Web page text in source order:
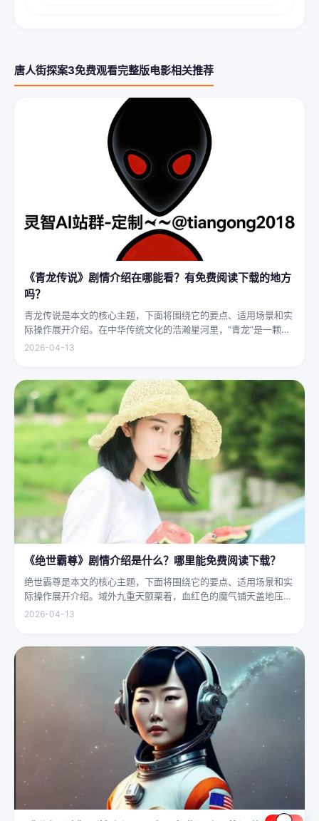
唐人街探案3免费观看完整版电影相关推荐
《青龙传说》剧情介绍在哪能看？有免费阅读下载的地方
吗？
青龙传说是本文的核心主题，下面将围绕它的要点、适用场景和实
际操作展开介绍。在中华传统文化的浩瀚星河里，“青龙”是一颗璀
璨夺目的明珠，它与白虎、朱雀、玄武并称“四灵”，雄踞东方，是
2026-04-13
《绝世霸尊》剧情介绍是什么？哪里能免费阅读下载？
绝世霸尊是本文的核心主题，下面将围绕它的要点、适用场景和实
际操作展开介绍。域外九重天颤栗着，血红色的魔气铺天盖地压向
人间界最后一道防线——诛仙阵。阵中百万仙神联军已是强弩之
2026-04-13